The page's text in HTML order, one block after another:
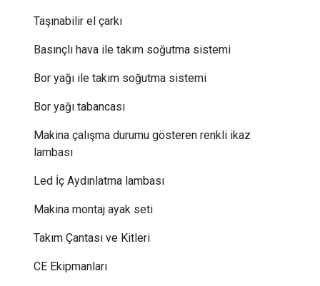
Taşınabilir el çarkı
Basınçlı hava ile takım soğutma sistemi
Bor yağı ile takım soğutma sistemi
Bor yağı tabancası
Makina çalışma durumu gösteren renkli ikaz
lambası
Led İç Aydınlatma lambası
Makina montaj ayak seti
Takım Çantası ve Kitleri
CE Ekipmanları